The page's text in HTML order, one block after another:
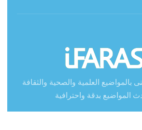
بالمواضيع العلمية والصحية والثقافة
المواضيع بدقة واحترافية